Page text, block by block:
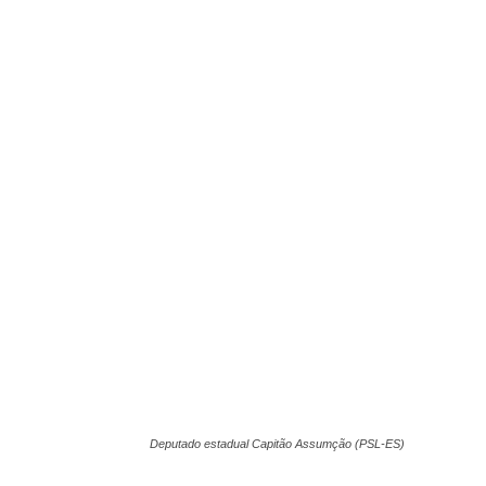
Deputado estadual Capitão Assumção (PSL-ES)